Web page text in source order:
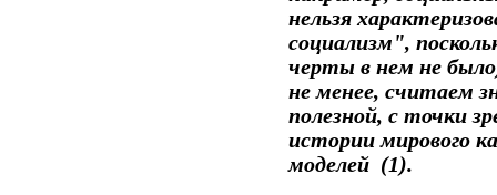
нельзя
социализм",
черты в нем не
не менее, считаем
полезной, с точки
историимирового
моделей (1).